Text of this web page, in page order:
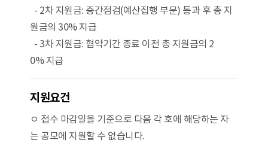
- 2차 지원금: 중간점검(예산집행 부문) 통과 후 총 지
원금의 30% 지급
- 3차 지원금: 협약기간 종료 이전 총 지원금의 2
0% 지급
지원요건
ㅇ 접수 마감일을 기준으로 다음 각 호에 해당하는 자
는 공모에 지원할 수 없습니다.